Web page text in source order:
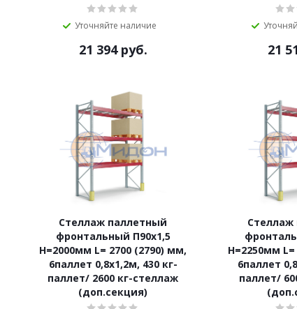
Уточняйте наличие
21 394руб. 21
Стеллаж паллетный
фронтальный П90х1,5
Н=2000мм L= 2700 (2790) мм,
6паллет 0,8х1,2м, 430 кг-
паллет/ 2600 кг-стеллаж
(доп.секция)
Стеллаж
Н=2250мм
6паллет
паллет/